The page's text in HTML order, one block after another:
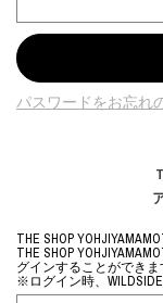
パスワードをお忘れ
THE SHOP
THE SHOP
グインすることができま
※ログイン時、